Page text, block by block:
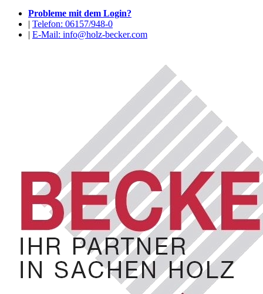
Probleme mit dem Login?
| Telefon: 06157/948-0
| E-Mail: info@holz-becker.com